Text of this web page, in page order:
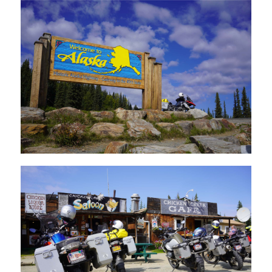
boende i vildmarken. Några är verkligen annorlunda,
dessa kommer vi säkert att minnas från denna resa.
FÖLJANDE INGÅR INTE I PRISET:
Flygbiljetter.
Bensin (hyr-mc).
Alla måltider d.v.s. frukost, lunch och middag.(anm:
på en del av hotellen ingår "Amerikansk frukost").
All dryck.
Alla övriga privata utgifter och tjänster som inte
uttryckligen anges ingå i resans pris.
Personlig Mc-utrustning.
Inträdesbiljetter, vägavgifter och
Eventuella kostnader för tillkommande aktiviteter.
Böter eller liknade för din körning.
Avbeställningsskydd:Tecknas individuellt. Som
regel finns det en reseförsäkring i
hemförsäkringen som täcker liknade kostnader.
Reseförsäkring. Ett utökat/extra reseskydd i din